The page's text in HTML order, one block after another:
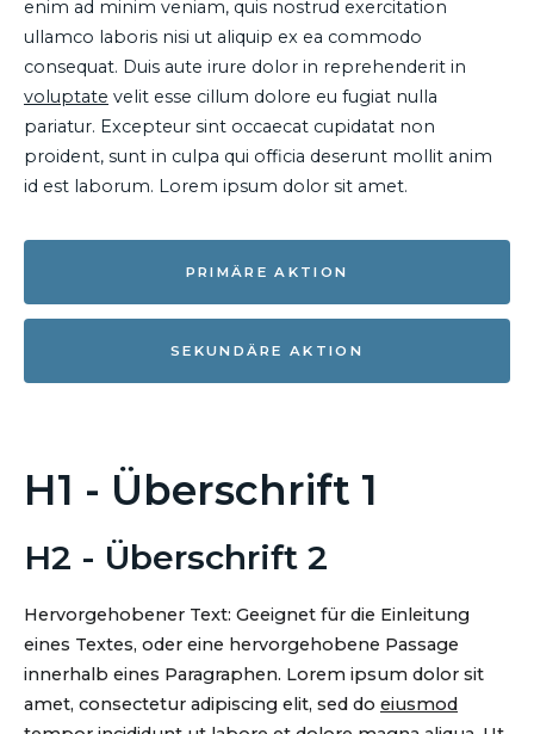
enim ad minim veniam, quis nostrud exercitation
ullamco laboris nisi ut aliquip ex ea commodo
consequat. Duis aute irure dolor in reprehenderit in
voluptate velit esse cillum dolore eu fugiat nulla
pariatur. Excepteur sint occaecat cupidatat non
proident, sunt in culpa qui officia deserunt mollit anim
id est laborum. Lorem ipsum dolor sit amet.
PRIMÄRE AKTION
SEKUNDÄRE AKTION
H1 - Überschrift 1
H2 - Überschrift 2
Hervorgehobener Text: Geeignet für die Einleitung
eines Textes, oder eine hervorgehobene Passage
innerhalb eines Paragraphen. Lorem ipsum dolor sit
amet, consectetur adipiscing elit, sed do eiusmod